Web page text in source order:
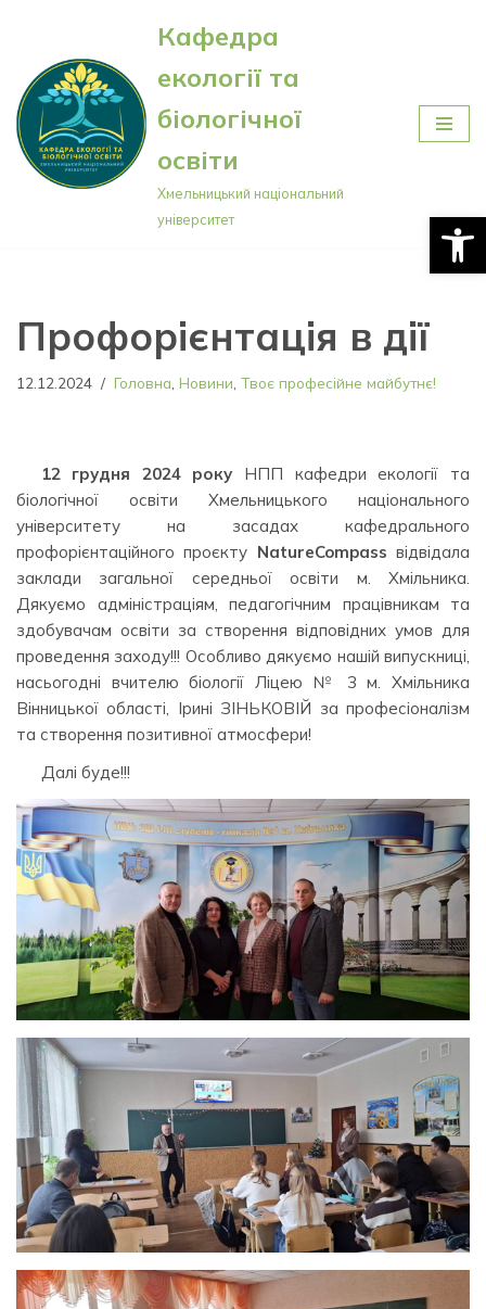
Перейти
до
вмісту
Кафедра
екології та
біологічної
освіти
Хмельницький національний
університет
Профорієнтація в дії
12.12.2024 Головна Новини Твоє професійне майбутнє!
12 грудня 2024 року НПП кафедри екології та
біологічної освіти Хмельницького національного
університету на засадах кафедрального
профорієнтаційного проєкту NatureCompass відвідала
заклади загальної середньої освіти м. Хмільника.
Дякуємо адміністраціям, педагогічним працівникам та
здобувачам освіти за створення відповідних умов для
проведення заходу!!! Особливо дякуємо нашій випускниці,
насьогодні вчителю біології Ліцею № 3 м. Хмільника
Вінницької області, Ірині ЗІНЬКОВІЙ за професіоналізм
та створення позитивної атмосфери!
Далі буде!!!